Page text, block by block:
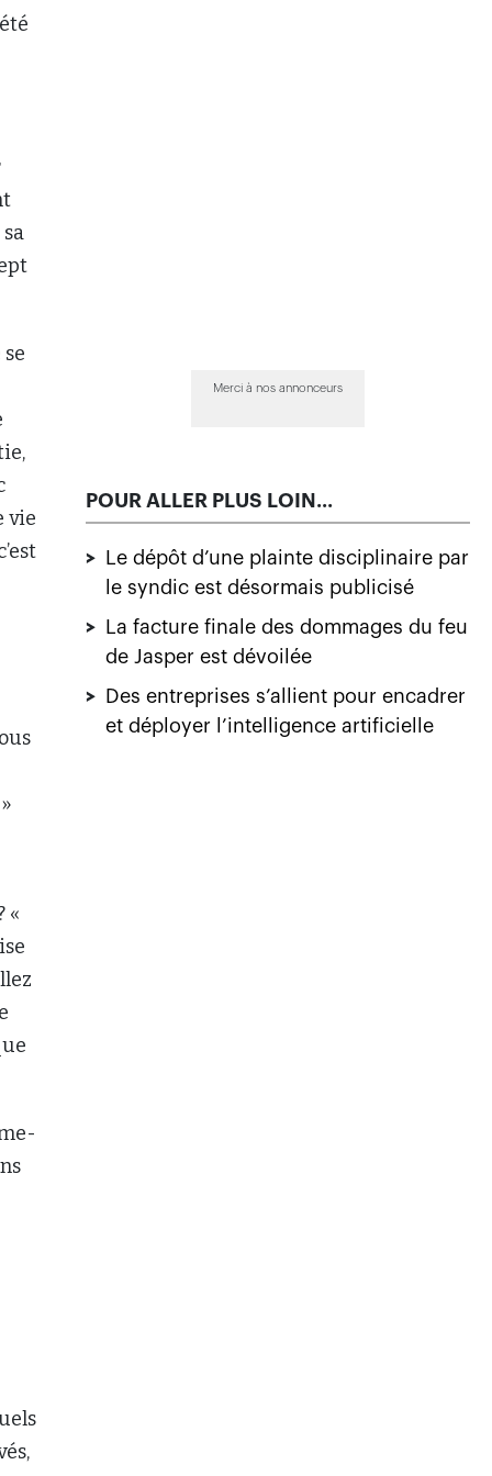
vie
«
Merci à nos annonceurs
POUR ALLER PLUS LOIN...
>
Le dépôt d’une plainte disciplinaire par
le syndic est désormais publicisé
>
La facture finale des dommages du feu
de Jasper est dévoilée
>
Des entreprises s’allient pour encadrer
et déployer l’intelligence artificielle